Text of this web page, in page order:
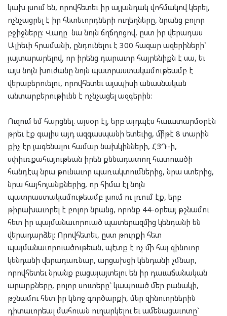
կախ լսում են, որովհետեւ իր այլանդակ վոհմակով կերել,
ոչնչացրել է իր հետեւորդների ուղեղները, նրանց բոլոր
բջիջները: Վաղը նա նոյն ճղճղոցով, ըստ իր վերադաս
Ալիեւի հրամանի, ընդունելու է 300 հազար ազերիների`
յայտարարելով, որ իրենց դարաւոր հայրենիքն է սա, եւ
այս նոյն խուժանը նոյն պատրաստակամութեամբ է
վերաբերուելու, որովհետեւ այսպիսի անասնական
անտարբերութիւնն է ոչնչացել ազգերին:
Ուզում եմ հարցնել. այսօր էլ, երբ այդպէս հաւատարմօրէն
թրեւ էք գալիս այդ ազգասպանի ետեւից, մի՞թէ 8 տարին
քիչ էր յագենալու համար նախկինների, ՀՅԴ-ի,
սփիւռքահայութեան իրեն քննադատող հատուածի
հանդէպ նրա թունաւոր պառակտումներից, նրա ստերից,
նրա հայհոյանքներից, որ հիմա էլ նոյն
պատրաստակամութեամբ լսում ու լռում էք, երբ
թիրախաւորել է բոլոր նրանց, որոնք 44-օրեայ թշնամու
հետ իր պայմանաւորուած պատերազմից կենդանի են
վերադարձել: Որովհետեւ, ըստ թուրքի հետ
պայմանաւորուածութեան, պէտք է ոչ մի հայ զինուոր
կենդանի վերադառնար, արցախցի կենդանի չմնար,
որովհետեւ նրանք բացայայտելու են իր դաւաճանական
արարքները, բոլոր սուտերը` կապուած մեր բանակի,
թշնամու հետ իր կնոջ գործարքի, մեր զինուորներին
դիտաւորեալ մահուան ուղարկելու եւ ամենացաւոտը`